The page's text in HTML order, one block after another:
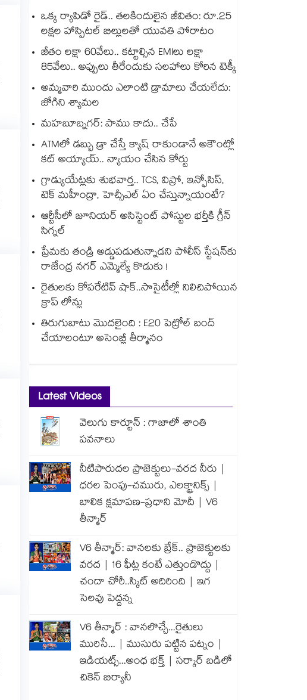
ఒక్క ర్యాపిడో రైడ్.. తలకిందులైన జీవితం: రూ.25
లక్షల హాస్పిటల్ బిల్లులతో యువతి పోరాటం
జీతం లక్షా 60వేలు.. కట్టాల్సిన EMIలు లక్షా
85వేలు.. అప్పులు తీరేందుకు సలహాలు కోరిన టెక్కీ
అమ్మవారి ముందు ఎలాంటి డ్రామాలు చేయలేదు:
జోగిని శ్యామల
మహబూబ్నగర్: పాము కాదు.. చేపే
ATMలో డబ్బు డ్రా చేస్తే క్యాష్ రాకుండానే అకౌంట్లో
కట్ అయ్యాయ్.. న్యాయం చేసిన కోర్టు
గ్రాడ్యుయేట్లకు శుభవార్త.. TCS, విప్రో, ఇన్ఫోసిస్,
టెక్ మహీంద్రా, హెచ్సీఎల్ ఏం చేస్తున్నాయంటే?
ఆర్టీసీలో జూనియర్ అసిస్టెంట్‌‌ పోస్టుల భర్తీకి గ్రీన్‌‌
సిగ్నల్
ప్రేమకు తండ్రి అడ్డుపడుతున్నాడని పోలీస్ స్టేషన్⁪కు
రాజేంద్ర నగర్ ఎమ్మెల్యే కొడుకు !
రైతులకు కోపరేటివ్ షాక్..సొసైటీల్లో నిలిచిపోయిన
క్రాప్ లోన్లు
తిరుగుబాటు మొదలైంది : E20 పెట్రోల్ బంద్
చేయాలంటూ అసెంబ్లీ తీర్మానం
Latest Videos
వెలుగు కార్టూన్ : గాజాలో శాంతి
పవనాలు
నీటిపారుదల ప్రాజెక్టులు-వరద నీరు |
ధరల పెంపు-చమురు, ఎలక్ట్రానిక్స్ |
బాలిక క్షమాపణ-ప్రధాని మోదీ | V6
తీన్మార్
V6 తీన్మార్: వానలకు బ్రేక్.. ప్రాజెక్టులకు
వరద | 16 ఫీట్ల కంటే ఎత్తుండొద్దు |
చందా చోరీ..స్కిట్ అదిరింది | ఇగ
సెలవు పెద్దన్న
V6 తీన్మార్ : వానలొచ్చే...రైతులు
మురిసే... | ముసురు పట్టిన పట్నం |
ఇడియట్స్...అంధ భక్త్ | సర్కార్ బడిలో
చికెన్ బిర్యానీ